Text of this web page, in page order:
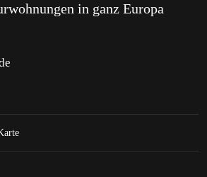
in ganz Europa